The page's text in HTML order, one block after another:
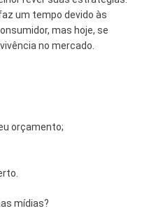
um tempo devido às
mas hoje, se
no mercado.
orçamento;
mídias?